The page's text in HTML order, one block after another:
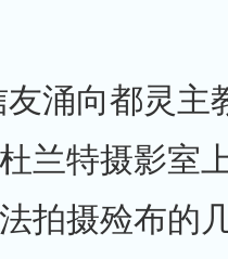
涌向都灵主
兰特摄影室
拍摄殓布的